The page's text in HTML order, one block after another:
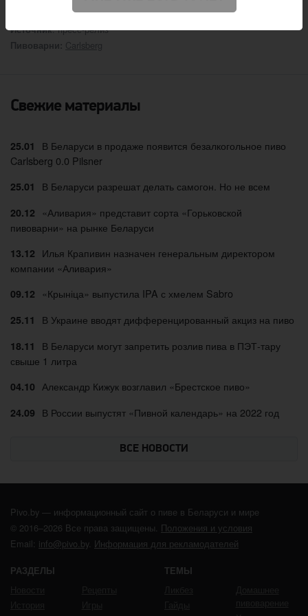
Источник: пресс-релиз
Пивоварни: Carlsberg
Свежие материалы
25.01
В Беларуси в продаже появится безалкогольное пиво
Carlsberg 0.0 Pilsner
25.01 В Беларуси разрешат делать самогон. Но не всем
20.12
«Аливария» представит сорта «Горьковской
пивоварни» на рынке Беларуси
13.12 Илья Крапивин назначен генеральным директором
компании «Аливария»
09.12 «Крыніца» выпустила IPA с хмелем Sabro
25.11 В Украине вводят дифференцированный акциз на пиво
18.11
В Беларуси могут запретить розлив пива в ПЭТ-тару
свыше 1 литра
04.10 Александр Кижук возглавил «Брестское пиво»
24.09 В России выпустят «Пивной календарь» на 2022 год
ВСЕ НОВОСТИ
Pivo.by — информационный сайт о пиве в Беларуси и мире
© 2016–2026 Все права защищены. Положения и условия
Email: info@pivo.by. Информация для рекламодателей
РАЗДЕЛЫ ТЕМЫ